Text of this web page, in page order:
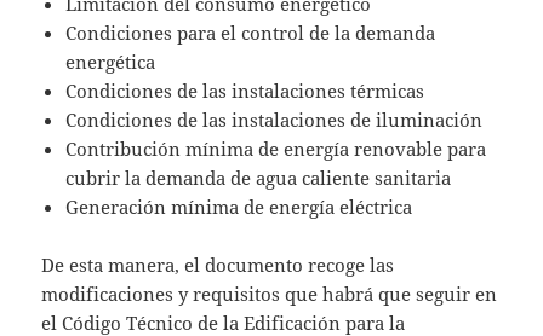
Condiciones para el control de la demanda
energética
Condiciones de las instalaciones térmicas
Condiciones de las instalaciones de iluminación
Contribución mínima de energía renovable para
cubrir la demanda de agua caliente sanitaria
Generación mínima de energía eléctrica
De esta manera, el documento recoge las
modificaciones y requisitos que habrá que seguir en
el Código Técnico de la Edificación para la